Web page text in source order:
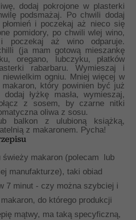
dodaj pokrojone w plasterki
podsmażaj. Po chwili dodaj
i poczekaj aż nieco się
pomidory, po chwili wlej wino,
i poczekaj aż wino odparuje.
(ja mam gotową mieszankę
oregano, lubczyku, płatków
rabarbaru. Wymieszaj i
ogniu. Mniej więcej w
który powinien być już
łyżkę masła, wymieszaj,
z sosem, by czarne nitki
oliwa z sosu.
balkon z ulubioną książką,
z makaronem. Pycha!
makaron (polecam
lub
manufakturze), taki obiad
7 minut - czy można szybciej i
do którego produkcji
mątwy, ma taką specyficzną,